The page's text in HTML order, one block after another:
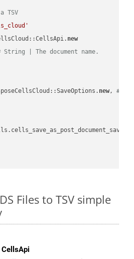
TSV
new
String | The document name.
new, #
Files to TSV simple